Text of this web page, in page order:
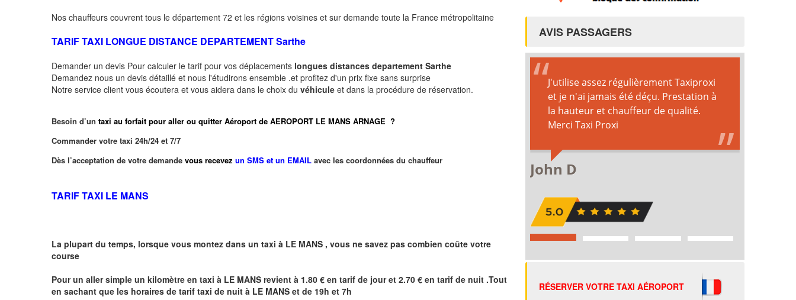
Nos chauffeurs couvrent tous le département 72 et les régions voisines et sur demande toute la France métropolitaine
TARIF TAXI LONGUE DISTANCE DEPARTEMENTSarthe
Demander un devis Pour calculer le tarif pour vos déplacements longues distances departement Sarthe
Demandez nous un devis détaillé et nous l'étudirons ensemble .et profitez d'un prix fixe sans surprise
Notre service client vous écoutera et vous aidera dans le choix du véhicule et dans la procédure de réservation.
Besoin d’un taxi au forfait pour aller ou quitter Aéroport de AEROPORT LE MANS ARNAGE ?
Commander votre taxi 24h/24 et 7/7
Dès l’acceptation de votre demande vous recevez un SMS et un EMAIL avec les coordonnées du chauffeur
TARIF TAXI LE MANS
La plupart du temps, lorsque vous montez dans un taxi à LE MANS , vous ne savez pas combien coûte votre
course
Pour un aller simple un kilomètre en taxi à LE MANS revient à 1.80 € en tarif de jour et 2.70 € en tarif de nuit .Tout
en sachant que les horaires de tarif taxi de nuit à LE MANS et de 19h et 7h
AVIS PASSAGERS
RÉSERVER VOTRE TAXI AÉROPORT